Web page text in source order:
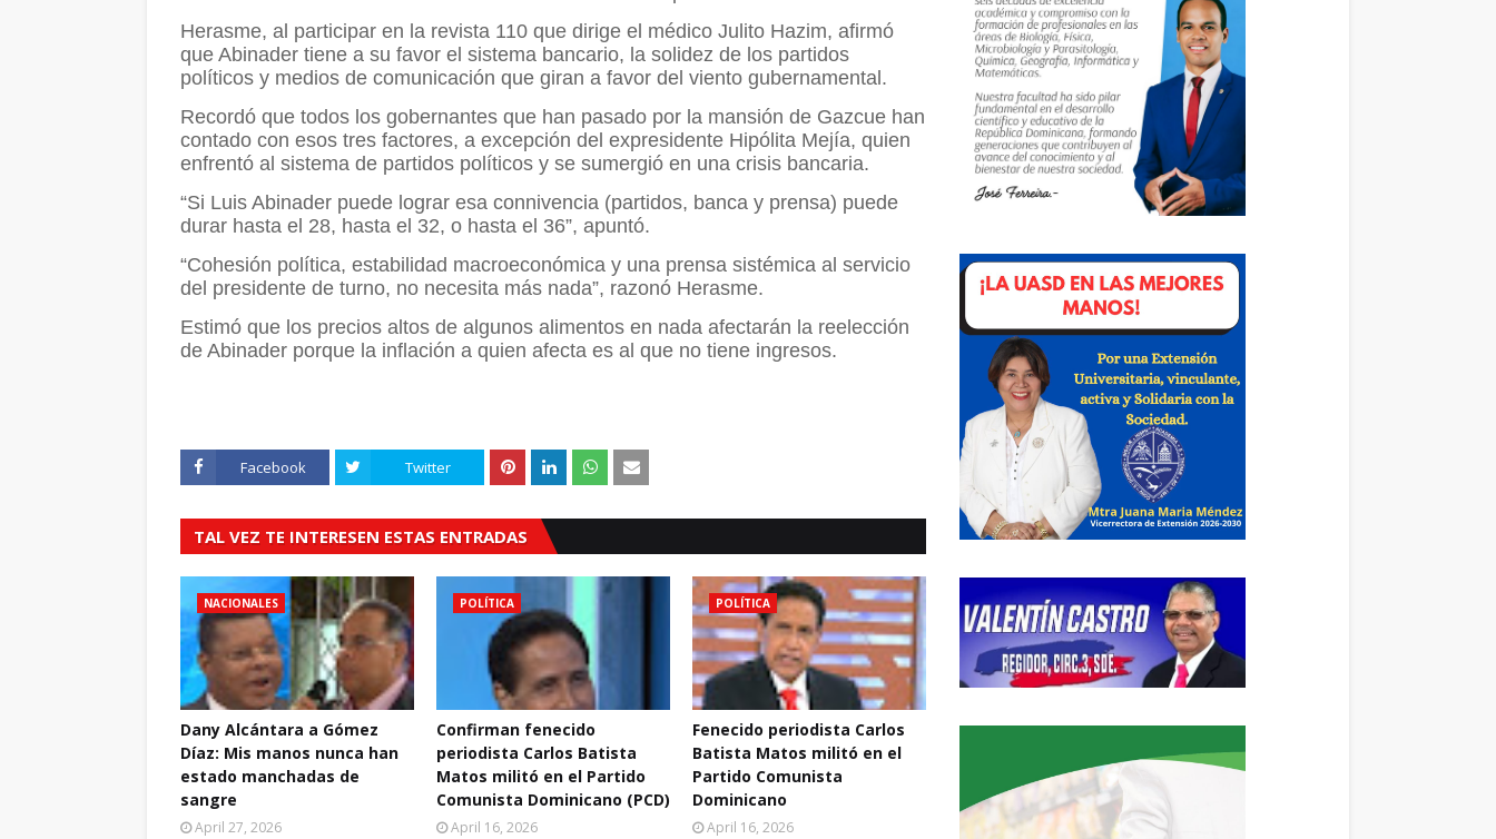
Herasme, al participar en la revista 110 que dirige el médico Julito Hazim, afirmó
que Abinader tiene a su favor el sistema bancario, la solidez de los partidos
políticos y medios de comunicación que giran a favor del viento gubernamental.
Recordó que todos los gobernantes que han pasado por la mansión de Gazcue han
contado con esos tres factores, a excepción del expresidente Hipólita Mejía, quien
enfrentó al sistema de partidos políticos y se sumergió en una crisis bancaria.
“Si Luis Abinader puede lograr esa connivencia (partidos, banca y prensa) puede
durar hasta el 28, hasta el 32, o hasta el 36”, apuntó.
“Cohesión política, estabilidad macroeconómica y una prensa sistémica al servicio
del presidente de turno, no necesita más nada”, razonó Herasme.
Estimó que los precios altos de algunos alimentos en nada afectarán la reelección
de Abinader porque la inflación a quien afecta es al que no tiene ingresos.
Facebook Twitter
TAL VEZ TE INTERESEN ESTAS ENTRADAS
NACIONALES
Dany Alcántara a Gómez
Díaz: Mis manos nunca han
estado manchadas de
sangre
April 27, 2026
POLÍTICA
Confirman fenecido
periodista Carlos Batista
Matos militó en el Partido
Comunista Dominicano (PCD)
April 16, 2026
POLÍTICA
Fenecido periodista Carlos
Batista Matos militó en el
Partido Comunista
Dominicano
April 16, 2026